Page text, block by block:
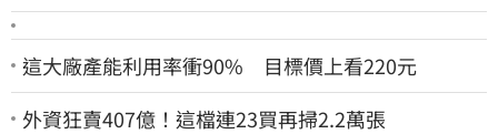
這大廠產能利用率衝90% 目標價上看220元
外資狂賣407億！這檔連23買再掃2.2萬張